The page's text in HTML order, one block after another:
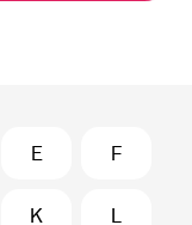
E F
K L